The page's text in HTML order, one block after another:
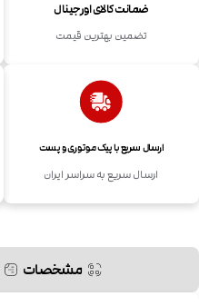
ضمانت کالای اورجینال
تضمین بهترین قیمت
ارسال سریع با پیک موتوری و پست
ارسال سریع به سراسر ایران
مشخصات